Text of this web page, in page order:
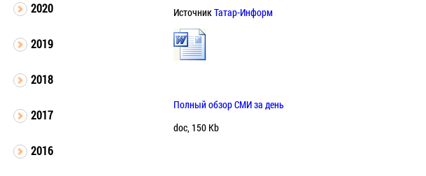
2020
2019
2018
2017
2016
ИсточникТатар-Информ
Полный обзор СМИ за день
doc, 150 Kb